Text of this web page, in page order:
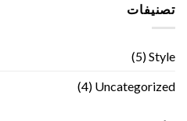
تصنيفات
Style
(5)
Uncategorized
(4)